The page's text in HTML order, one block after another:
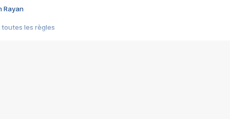
Rayan
toutes les règles